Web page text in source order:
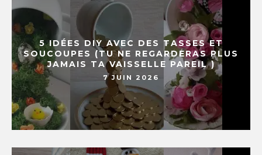
5 IDÉES DIY AVEC DES TASSES ET
SOUCOUPES (TU NE REGARDERAS PLUS
JAMAIS TA VAISSELLE PAREIL )
7 JUIN 2026